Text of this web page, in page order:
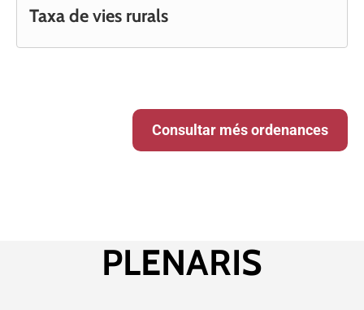
Taxa de vies rurals
Consultar més ordenances
PLENARIS